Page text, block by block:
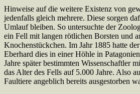
Hinweise auf die weitere Existenz von
jedenfalls gleich mehrere. Diese sorgen
Umlauf bleiben. So untersuchte der
ein Fell mit langen rötlichen Borsten und
Knochenstückchen. Im Jahr 1885 hatte
Eberhard dies in einer Höhle in
Jahre später bestimmten Wissenschaftler
das Alter des Fells auf 5.000 Jahre. Also
Faultiere angeblich bereits ausgestorben